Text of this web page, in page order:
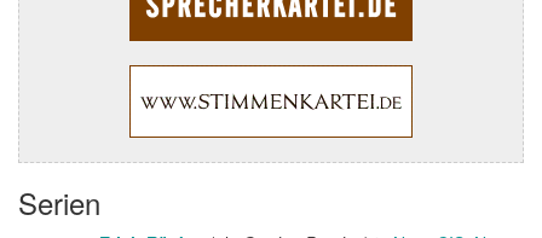
Serien